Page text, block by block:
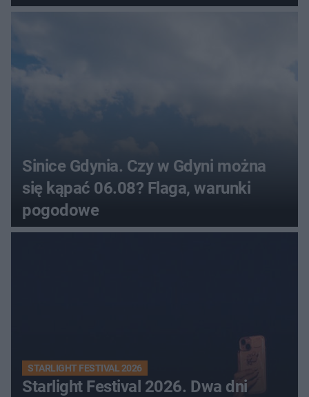
Sinice Gdynia. Czy w Gdyni można
się kąpać 06.08? Flaga, warunki
pogodowe
STARLIGHT FESTIVAL 2026
Starlight Festival 2026. Dwa dni